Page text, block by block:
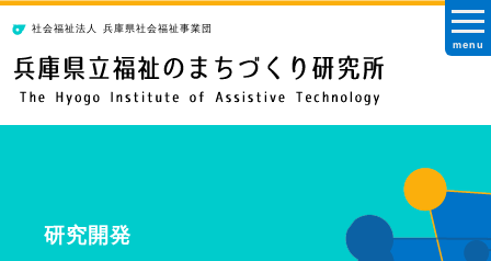
社会福祉法人
兵庫県社会福祉事業団
menu
研究開発